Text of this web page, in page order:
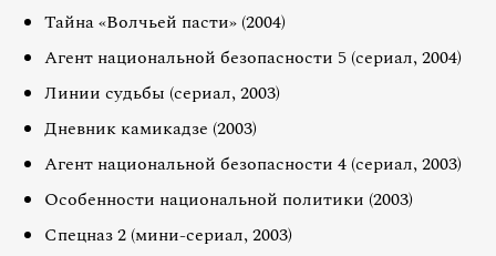
Тайна «Волчьей пасти» (2004)
Агент национальной безопасности 5 (сериал, 2004)
Линии судьбы (сериал, 2003)
Дневник камикадзе (2003)
Агент национальной безопасности 4 (сериал, 2003)
Особенности национальной политики (2003)
Спецназ 2 (мини-сериал, 2003)